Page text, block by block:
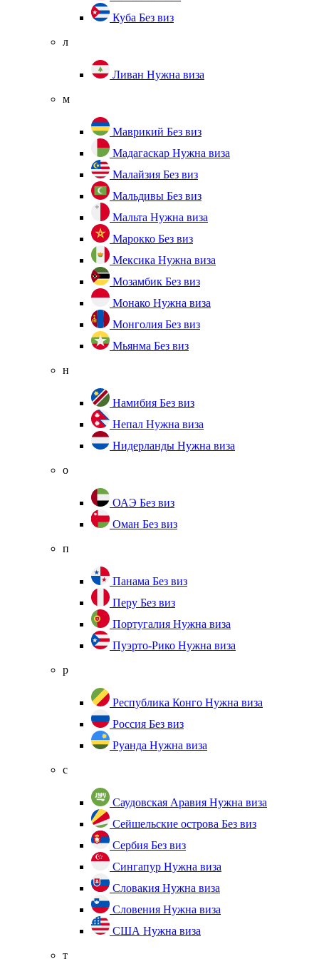
Куба Без виз
л
Ливан Нужна виза
м
Маврикий Без виз
Мадагаскар Нужна виза
Малайзия Без виз
Мальдивы Без виз
Мальта Нужна виза
Марокко Без виз
Мексика Нужна виза
Мозамбик Без виз
Монако Нужна виза
Монголия Без виз
Мьянма Без виз
н
Намибия Без виз
Непал Нужна виза
Нидерланды Нужна виза
о
ОАЭ Без виз
Оман Без виз
п
Панама Без виз
Перу Без виз
Португалия Нужна виза
Пуэрто-Рико Нужна виза
р
Республика Конго Нужна виза
Россия Без виз
Руанда Нужна виза
с
Саудовская Аравия Нужна виза
Сейшельские острова Без виз
Сербия Без виз
Сингапур Нужна виза
Словакия Нужна виза
Словения Нужна виза
США Нужна виза
т